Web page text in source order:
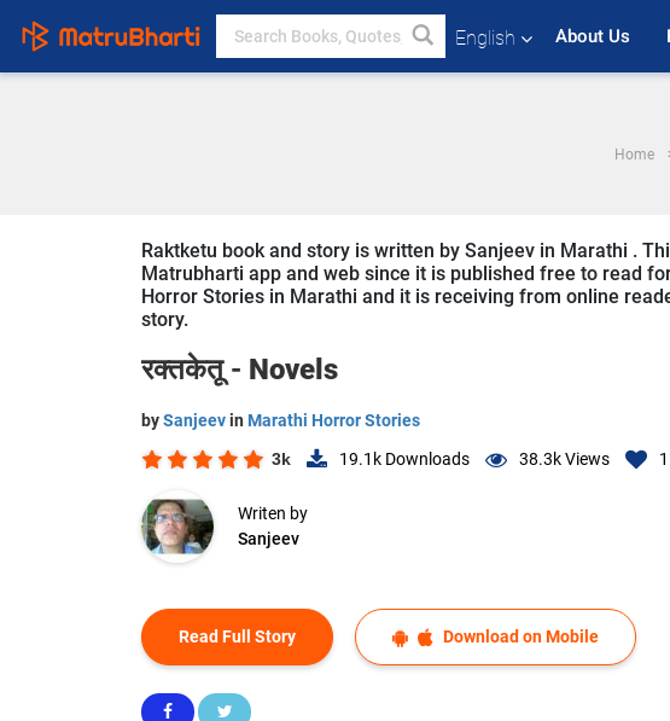
English About Us
Home
Raktketu book and story is written by Sanjeev in Marathi .
Matrubharti app and web since it is published free to read
Horror Stories in Marathi and it is receiving from online
story.
रक्तकेतू - Novels
bySanjeevin Marathi Horror Stories
3k 19.1k Downloads 38.3kViews 1
Writen by
Sanjeev
Read Full Story Download on Mobile